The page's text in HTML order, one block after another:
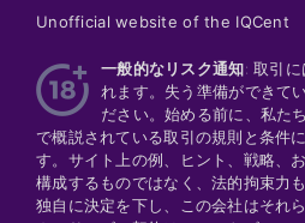
Unofficial website of the IQCent
一般的なリスク通知: 取引
れます。失う準備ができて
ださい。始める前に、私た
で概説されている取引の規則と条件
す。サイト上の例、ヒント、戦略、
構成するものではなく、法的拘束力
独自に決定を下し、この会社はそれ